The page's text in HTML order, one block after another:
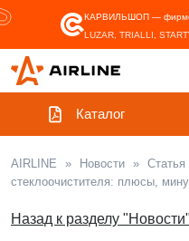
КАРВИЛЬШОП —
LUZAR, TRIALLI,
Каталог
AIRLINE » Новости » Статья
стеклоочистителя: плюсы,
Назад к разделу "Новости"